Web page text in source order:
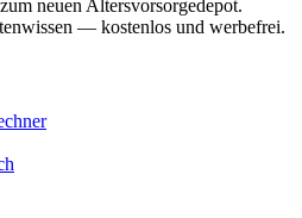
neuen Altersvorsorgedepot.
— kostenlos und werbefrei.